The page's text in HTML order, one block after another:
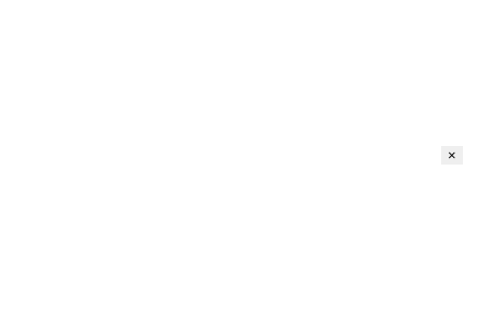
×